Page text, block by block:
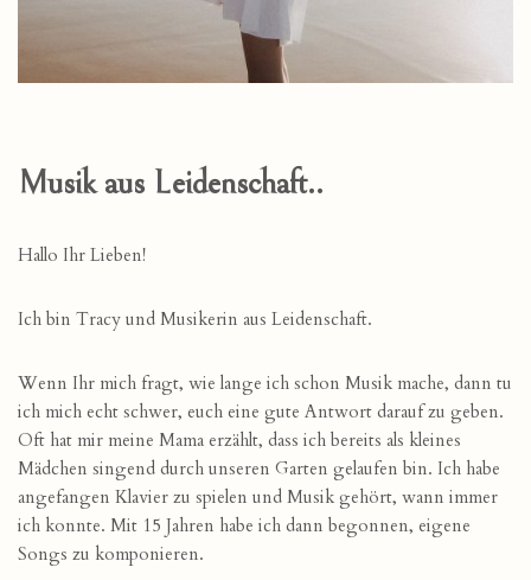
Musik aus Leidenschaft..
Hallo Ihr Lieben!
Ich bin Tracy und Musikerin aus Leidenschaft.
Wenn Ihr mich fragt, wie lange ich schon Musik mache, dann tu
ich mich echt schwer, euch eine gute Antwort darauf zu geben.
Oft hat mir meine Mama erzählt, dass ich bereits als kleines
Mädchen singend durch unseren Garten gelaufen bin. Ich habe
angefangen Klavier zu spielen und Musik gehört, wann immer
ich konnte. Mit 15 Jahren habe ich dann begonnen, eigene
Songs zu komponieren.